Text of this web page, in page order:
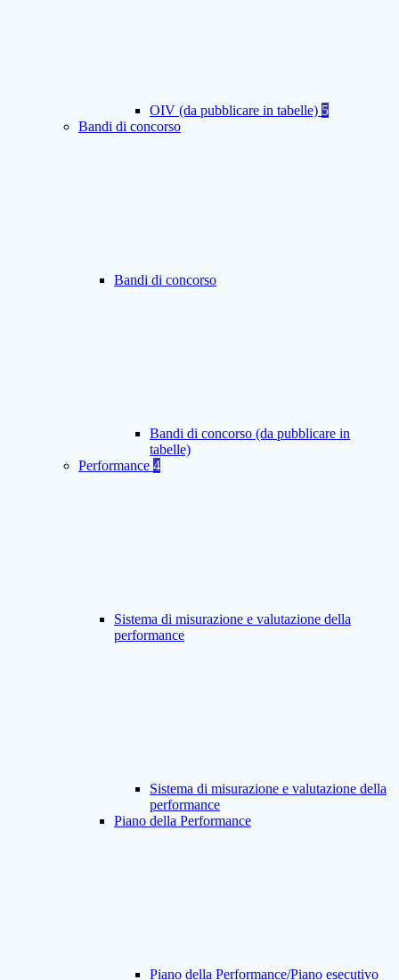
OIV (da pubblicare in tabelle) 5
Bandi di concorso
Bandi di concorso
Bandi di concorso (da pubblicare in
tabelle)
Performance 4
Sistema di misurazione e valutazione della
performance
Sistema di misurazione e valutazione della
performance
Piano della Performance
Piano della Performance/Piano esecutivo